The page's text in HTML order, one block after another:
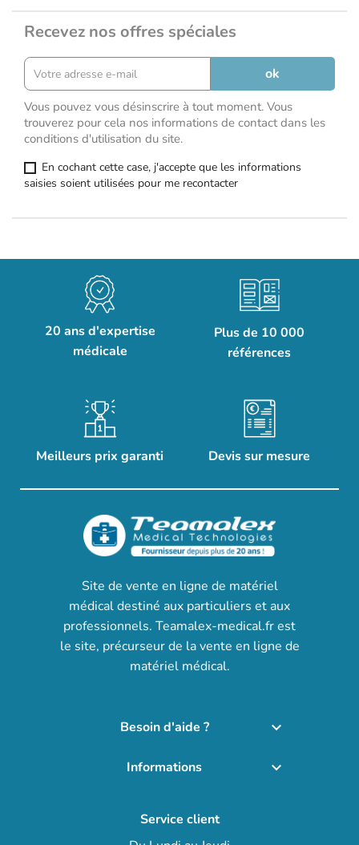
Recevez nos offres spéciales
Vous pouvez vous désinscrire à tout moment. Vous
trouverez pour cela nos informations de contact dans les
conditions d'utilisation du site.
En cochant cette case, j'accepte que les informations
saisies soient utilisées pour me recontacter
20 ans d'expertise
médicale
Plus de 10 000
références
Meilleurs prix garanti Devis sur mesure
Site de vente en ligne de matériel
médical destiné aux particuliers et aux
professionnels. Teamalex-medical.fr est
le site, précurseur de la vente en ligne de
matériel médical.
Besoin d'aide ? 
Informations 
Service client